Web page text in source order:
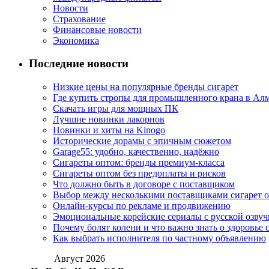
Новости
Страхование
Финансовые новости
Экономика
Последние новости
Низкие цены на популярные бренды сигарет
Где купить стропы для промышленного крана в
Скачать игры для мощных ПК
Лучшие новинки лакорнов
Новинки и хиты на Kinogo
Исторические дорамы с эпичным сюжетом
Garage55: удобно, качественно, надёжно
Сигареты оптом: бренды премиум-класса
Сигареты оптом без предоплаты и рисков
Что должно быть в договоре с поставщиком
Выбор между несколькими поставщиками сигарет
Онлайн-курсы по рекламе и продвижению
Эмоциональные корейские сериалы с русской
Почему болят колени и что важно знать о здоровье
Как выбрать исполнителя по частному объявлению
Август 2026